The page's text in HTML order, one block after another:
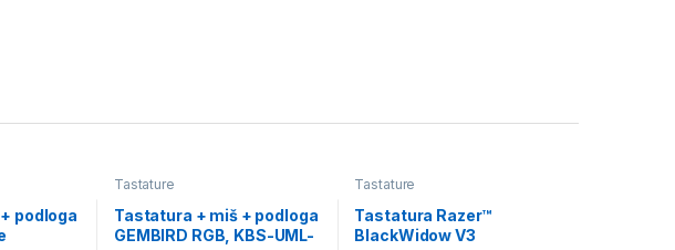
podloga
Tastature
Tastatura + miš + podloga
GEMBIRD RGB, KBS-UML-
Tastature
Tastatura Razer™
BlackWidow V3